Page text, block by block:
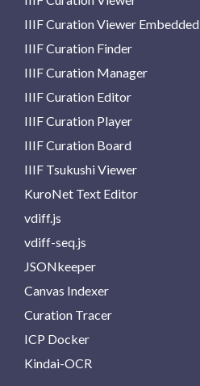
IIIF Curation Viewer Embedded
IIIF Curation Finder
IIIF Curation Manager
IIIF Curation Editor
IIIF Curation Player
IIIF Curation Board
IIIF Tsukushi Viewer
KuroNet Text Editor
vdiff.js
vdiff-seq.js
JSONkeeper
Canvas Indexer
Curation Tracer
ICP Docker
Kindai-OCR